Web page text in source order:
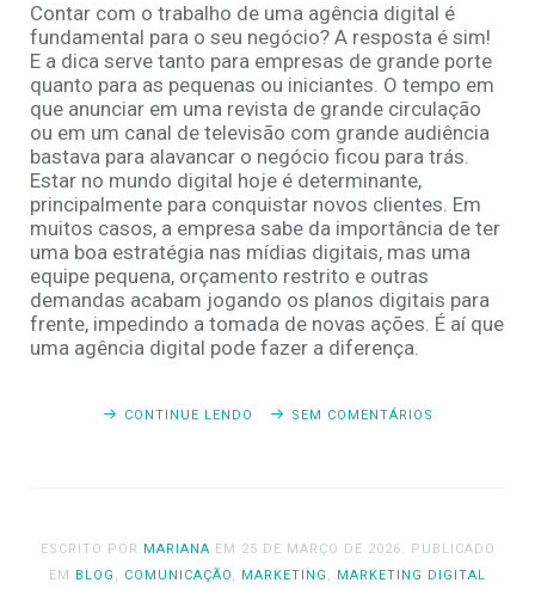
Contar com o trabalho de uma agência digital é
fundamental para o seu negócio? A resposta é sim!
E a dica serve tanto para empresas de grande porte
quanto para as pequenas ou iniciantes. O tempo em
que anunciar em uma revista de grande circulação
ou em um canal de televisão com grande audiência
bastava para alavancar o negócio ficou para trás.
Estar no mundo digital hoje é determinante,
principalmente para conquistar novos clientes. Em
muitos casos, a empresa sabe da importância de ter
uma boa estratégia nas mídias digitais, mas uma
equipe pequena, orçamento restrito e outras
demandas acabam jogando os planos digitais para
frente, impedindo a tomada de novas ações. É aí que
uma agência digital pode fazer a diferença.
CONTINUE LENDO SEM COMENTÁRIOS
ESCRITO POR MARIANA EM 25 DE MARÇO DE 2026. PUBLICADO
EM
BLOG , COMUNICAÇÃO, MARKETING , MARKETING DIGITAL